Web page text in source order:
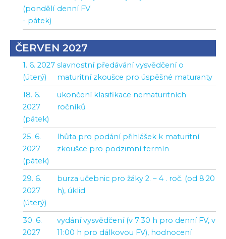
(pondělí
- pátek)
denní FV
ČERVEN 2027
1. 6. 2027
(úterý)
slavnostní předávání vysvědčení o
maturitní zkoušce pro úspěšné maturanty
18. 6.
2027
(pátek)
ukončení klasifikace nematuritních
ročníků
25. 6.
2027
(pátek)
lhůta pro podání přihlášek k maturitní
zkoušce pro podzimní termín
29. 6.
2027
(úterý)
burza učebnic pro žáky 2. – 4 . roč. (od 8:20
h), úklid
30. 6.
2027
vydání vysvědčení (v 7:30 h pro denní FV, v
11:00 h pro dálkovou FV), hodnocení